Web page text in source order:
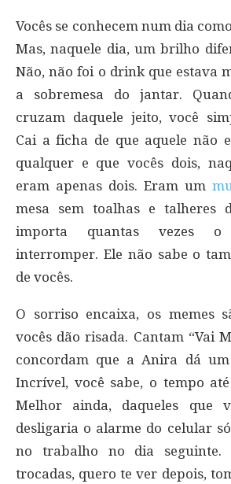
Vocês se conhecem num dia
Mas, naquele dia, um brilho
Não, não foi o drink que estava
a sobremesa do jantar.
cruzam daquele jeito, você
Cai a ficha de que aquele não
qualquer e que vocês dois,
eram apenas dois. Eram um
mesa sem toalhas e talheres
importa quantas vezes o
interromper. Ele não sabe o
de vocês.
O sorriso encaixa, os memes
vocês dão risada. Cantam “Vai
concordam que a Anira dá
Incrível, você sabe, o tempo
Melhor ainda, daqueles que
desligaria o alarme do celular
no trabalho no dia seguinte.
trocadas, quero te ver depois,